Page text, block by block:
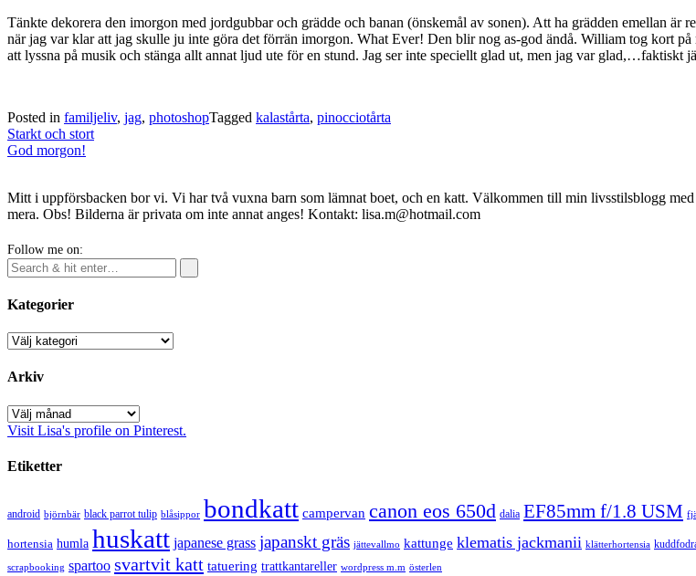
Tänkte dekorera den imorgon med jordgubbar och grädde och banan (önskemål av sonen). Att ha grädden emellan
när jag var klar att jag skulle ju inte göra det förrän imorgon. What Ever! Den blir nog as-god ändå. William tog kort
att lyssna på musik och stänga allt annat ljud ute för en stund. Jag ser inte speciellt glad ut, men jag var
Posted in familjeliv, jag, photoshopTagged kalastårta, pinocciotårta
Post
navigation
Starkt och stort
God morgon!
Mitt i uppförsbacken bor vi. Vi har två vuxna barn som lämnat boet, och en katt. Välkommen till min livsstilsblogg
mera. Obs! Bilderna är privata om inte annat anges! Kontakt: lisa.m@hotmail.com
Follow me on:
Kategorier
Kategorier
Arkiv
Arkiv
Visit Lisa's profile on Pinterest.
Etiketter
android björnbär black parrot tulip blåsippor bondkatt campervan canon eos 650d dalia EF85mm f/1.8 USM
hortensia humla huskatt japanese grass japanskt gräs jättevallmo kattunge klematis jackmanii klätterhortensia
scrapbooking spartoo svartvit katt tatuering trattkantareller wordpress m.m österlen